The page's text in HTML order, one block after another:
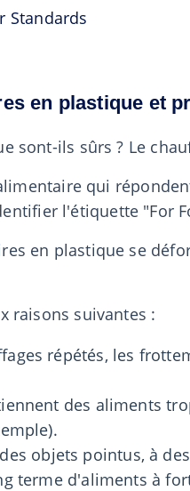
Standards
en plastique et
sont-ils sûrs ? Le
qui
l'étiquette "For
en plastique se
raisons suivantes :
répétés, les
des aliments
objets pointus, à
terme d'aliments à